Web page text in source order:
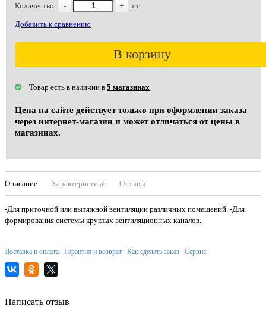
Количество: - + шт.
Добавить к сравнению
В корзину
Товар есть в наличии в 5 магазинах
Цена на сайте действует только при оформлении заказа
через интернет-магазин и может отличаться от цены в
магазинах.
Описание Характеристики Отзывы
-Для приточной или вытяжной вентиляции различных помещений. -Для
формирования cистемы круглых вентиляционных каналов.
Доставка и оплата Гарантия и возврат Как сделать заказ Сервис
Написать отзыв